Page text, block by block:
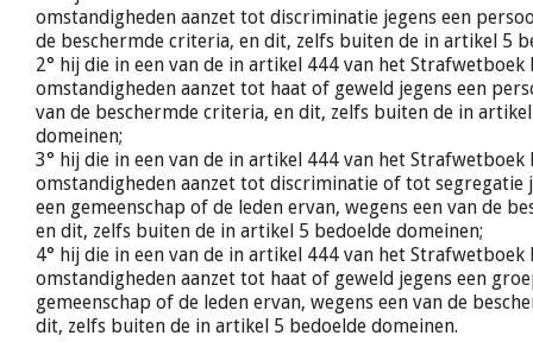
omstandigheden aanzet tot discriminatie jegens een
de beschermde criteria, en dit, zelfs buiten de in artikel 5
2° hij die in een van de in artikel 444 van het Strafwetboek
omstandigheden aanzet tot haat of geweld jegens een
van de beschermde criteria, en dit, zelfs buiten de in
domeinen;
3° hij die in een van de in artikel 444 van het Strafwetboek
omstandigheden aanzet tot discriminatie of tot segregatie
een gemeenschap of de leden ervan, wegens een van de
en dit, zelfs buiten de in artikel 5 bedoelde domeinen;
4° hij die in een van de in artikel 444 van het Strafwetboek
omstandigheden aanzet tot haat of geweld jegens een
gemeenschap of de leden ervan, wegens een van de
dit, zelfs buiten de in artikel 5 bedoelde domeinen.